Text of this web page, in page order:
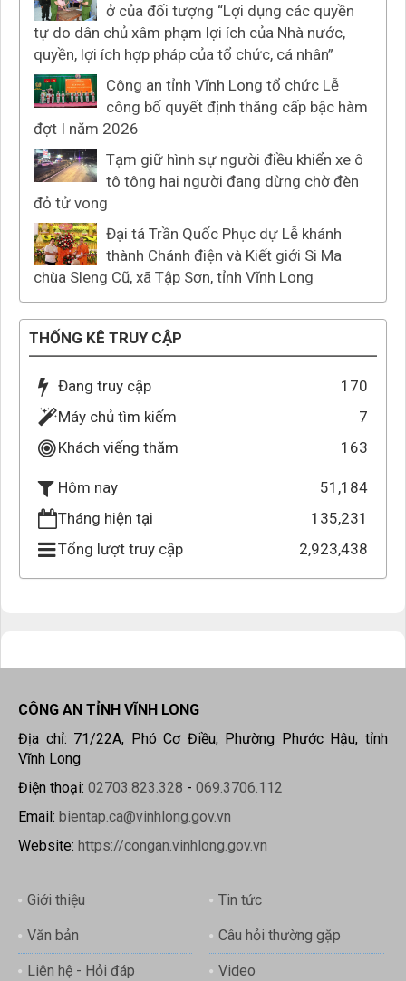
ở của đối tượng “Lợi dụng các quyền
tự do dân chủ xâm phạm lợi ích của Nhà nước,
quyền, lợi ích hợp pháp của tổ chức, cá nhân”
Công an tỉnh Vĩnh Long tổ chức Lễ
công bố quyết định thăng cấp bậc hàm
đợt I năm 2026
Tạm giữ hình sự người điều khiển xe ô
tô tông hai người đang dừng chờ đèn
đỏ tử vong
Đại tá Trần Quốc Phục dự Lễ khánh
thành Chánh điện và Kiết giới Si Ma
chùa Sleng Cũ, xã Tập Sơn, tỉnh Vĩnh Long
THỐNG KÊ TRUY CẬP
Đang truy cập
170
Máy chủ tìm kiếm
7
Khách viếng thăm
163
Hôm nay
51,184
Tháng hiện tại
135,231
Tổng lượt truy cập
2,923,438
CÔNG AN TỈNH VĨNH LONG
Địa chỉ: 71/22A, Phó Cơ Điều, Phường Phước Hậu, tỉnh
Vĩnh Long
Điện thoại: 02703.823.328 - 069.3706.112
Email: bientap.ca@vinhlong.gov.vn
Website: https://congan.vinhlong.gov.vn
Giới thiệu Tin tức
Văn bản Câu hỏi thường gặp
Liên hệ - Hỏi đáp Video